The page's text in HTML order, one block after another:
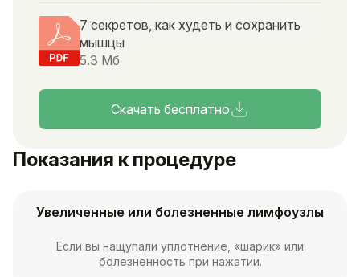
Показания к процедуре
Увеличенные или болезненные лимфоузлы
Если вы нащупали уплотнение, «шарик» или
болезненность при нажатии.
7 секретов, как худеть и сохранить
мышцы
5.3 Мб
Скачать бесплатно